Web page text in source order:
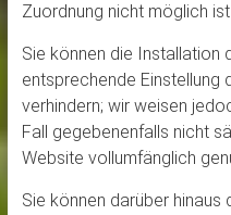
Zuordnung nicht möglich
Sie können die Installation
entsprechende
verhindern; wir weisen
Fall gegebenenfalls nicht
Website vollumfänglich
Sie können darüber hinaus